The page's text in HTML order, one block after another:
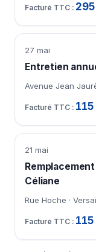
27 mai
Entretien
Avenue Jean
21 mai
Céliane
Rue Hoche ·